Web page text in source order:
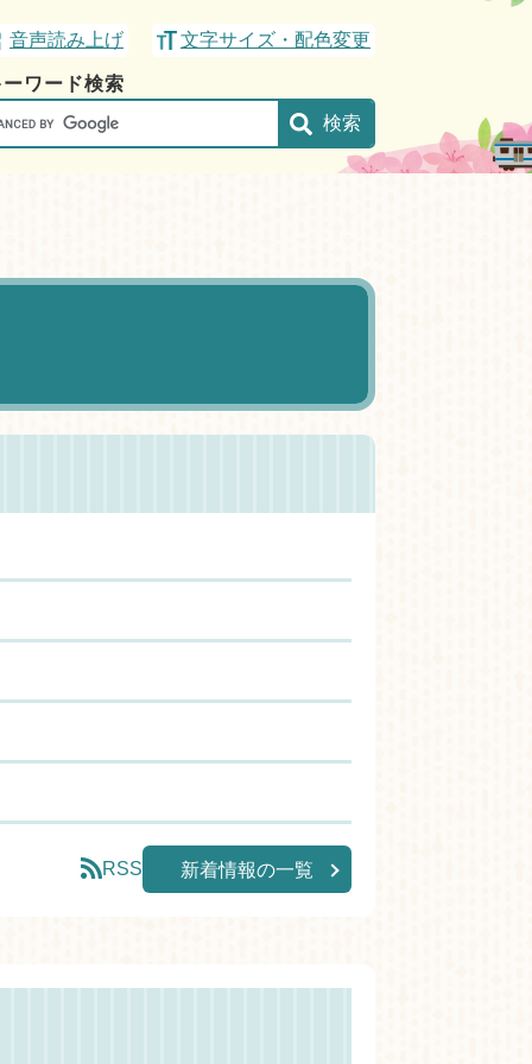
音声読み上げ 文字サイズ・配色変更
ーワード検索
新着情報の一覧
RSS